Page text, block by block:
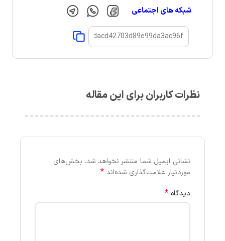
شبکه های اجتماعی
نظرات کاربران برای این مقاله
نشانی ایمیل شما منتشر نخواهد شد. بخش‌های
موردنیاز علامت‌گذاری شده‌اند *
دیدگاه *